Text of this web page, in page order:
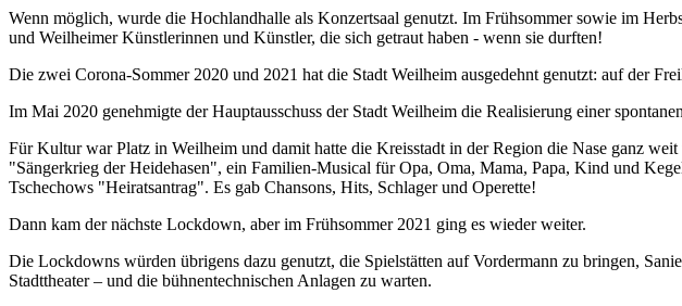
Wenn möglich, wurde die Hochlandhalle als Konzertsaal genutzt. Im Frühsommer sowie im
und Weilheimer Künstlerinnen und Künstler, die sich getraut haben - wenn sie durften!
Die zwei Corona-Sommer 2020 und 2021 hat die Stadt Weilheim ausgedehnt genutzt: auf der
Im Mai 2020 genehmigte der Hauptausschuss der Stadt Weilheim die Realisierung einer
Für Kultur war Platz in Weilheim und damit hatte die Kreisstadt in der Region die Nase ganz
"Sängerkrieg der Heidehasen", ein Familien-Musical für Opa, Oma, Mama, Papa, Kind und
Tschechows "Heiratsantrag". Es gab Chansons, Hits, Schlager und Operette!
Dann kam der nächste Lockdown, aber im Frühsommer 2021 ging es wieder weiter.
Die Lockdowns würden übrigens dazu genutzt, die Spielstätten auf Vordermann zu bringen,
Stadttheater – und die bühnentechnischen Anlagen zu warten.